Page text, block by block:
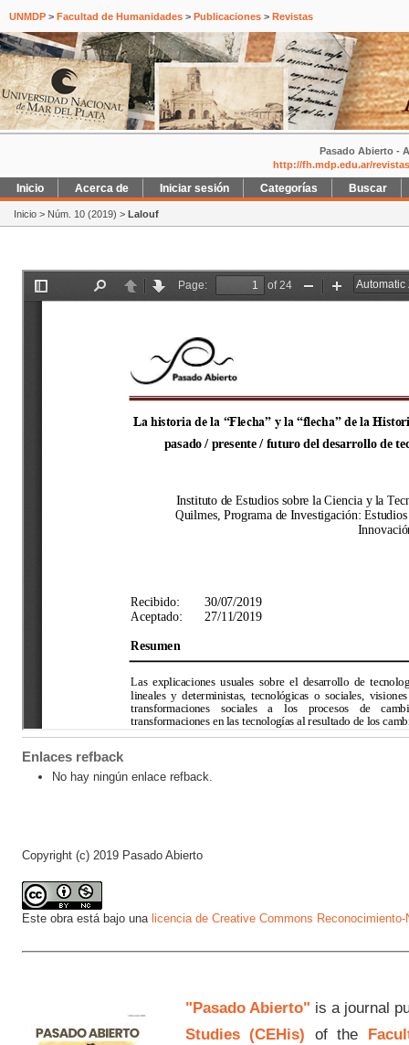
UNMDP > Facultad de Humanidades > Publicaciones > Revistas
Pasado Abierto -
http://fh.mdp.edu.ar/
Inicio Acerca de Iniciar sesión Categorías Buscar
Inicio > Núm. 10 (2019) > Lalouf
Enlaces refback
No hay ningún enlace refback.
Copyright (c) 2019 Pasado Abierto
Este obra está bajo una licencia de Creative Commons
"Pasado Abierto" is a journal
Studies (CEHis) of the